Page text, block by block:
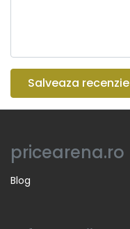
Salveaza recenzie
pricearena.ro
Blog